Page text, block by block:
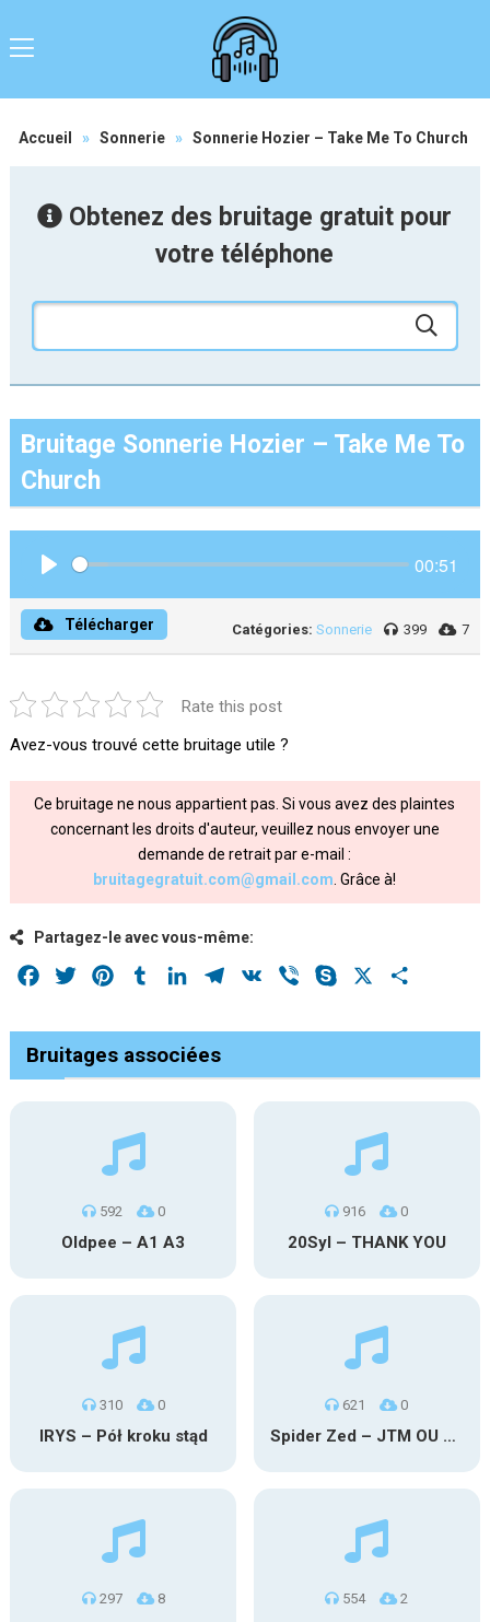
Accueil » Sonnerie » Sonnerie Hozier – Take Me To Church
Obtenez des bruitage gratuit pour
votre téléphone
Bruitage Sonnerie Hozier – Take Me To
Church
00:51
Télécharger Catégories: Sonnerie 399 7
Rate this post
Avez-vous trouvé cette bruitage utile ?
Ce bruitage ne nous appartient pas. Si vous avez des plaintes
concernant les droits d'auteur, veuillez nous envoyer une
demande de retrait par e-mail :
bruitagegratuit.com@gmail.com . Grâce à!
Partagez-le avec vous-même:
Facebook
Twitter PinterestTumblrLinkedInTelegram
VK Viber Skype
Bruitages associées
592 0
Oldpee – A1 A3
916 0
20Syl – THANK YOU
310 0
IRYS – Pół kroku stąd
621 0
Spider Zed – JTM OU TG
297 8 554 2